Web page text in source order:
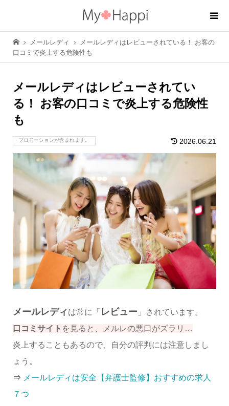
メールレディ
メールレディはレビューされている！ お客の
口コミで炎上する危険性も
メールレディはレビューされてい
る！ お客の口コミで炎上する危険性
も
2026.06.21
プロモーションが含まれます。
メールレディは常に「 レビュー 」されています。
口コミサイト を見ると、メルレの悪口がズラリ…
炎上することもあるので、自分の評判には注意しまし
ょう。
⇒ メールレディは安全【弁護士監修】おすすめの求人
７つ